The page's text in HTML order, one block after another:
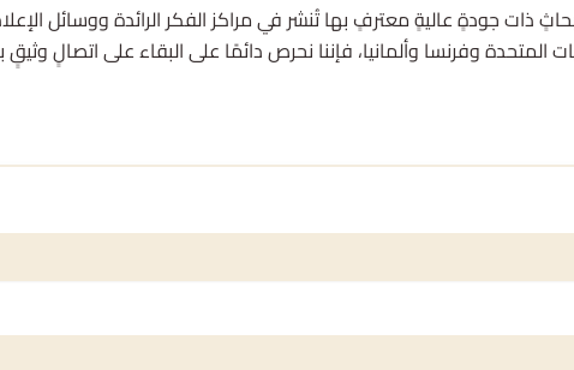
أبحاثٍ ذات جودةٍ عاليةٍ معترفٍ بها تُنشر في مراكز الفكر الرائدة ووسائل
المتحدة وفرنسا وألمانيا، فإننا نحرص دائمًا على البقاء على اتصالٍ